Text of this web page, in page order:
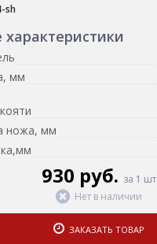
sh
мм
ножа, мм
930 руб. за 1 шт
Нет в наличии
ЗАКАЗАТЬ ТОВАР